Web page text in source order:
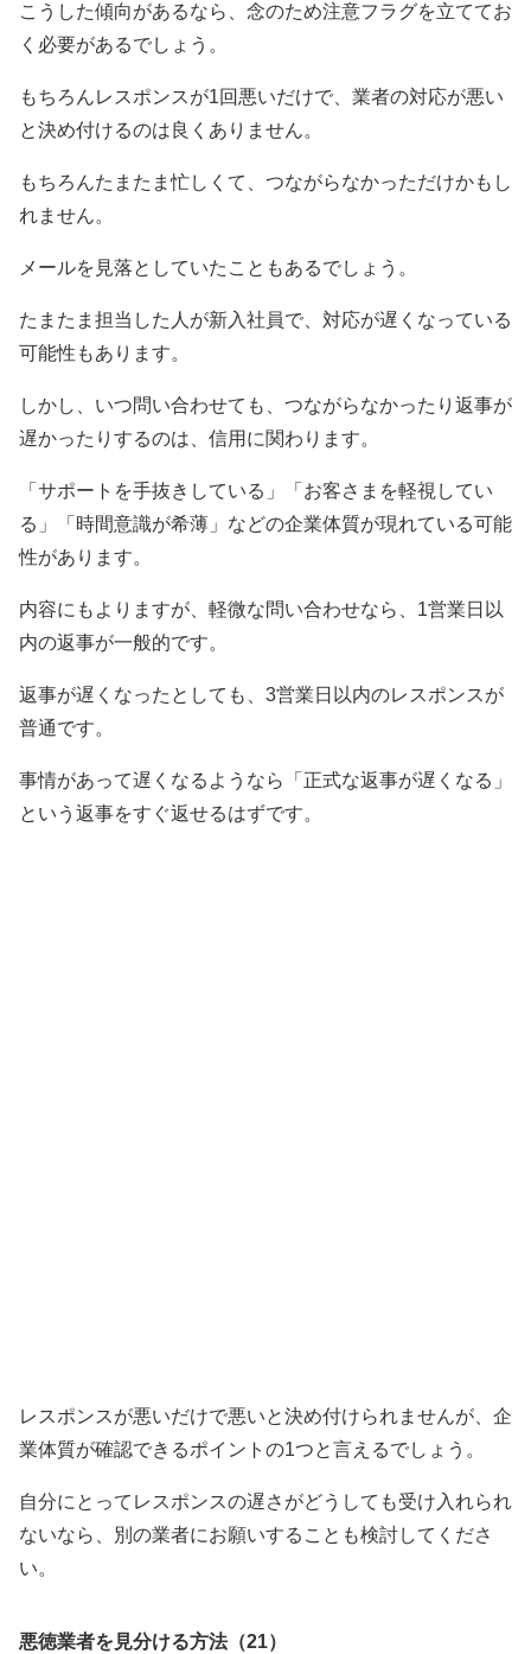
こうした傾向があるなら、念のため注意フラグを立ててお
く必要があるでしょう。
もちろんレスポンスが1回悪いだけで、業者の対応が悪い
と決め付けるのは良くありません。
もちろんたまたま忙しくて、つながらなかっただけかもし
れません。
メールを見落としていたこともあるでしょう。
たまたま担当した人が新入社員で、対応が遅くなっている
可能性もあります。
しかし、いつ問い合わせても、つながらなかったり返事が
遅かったりするのは、信用に関わります。
「サポートを手抜きしている」「お客さまを軽視してい
る」「時間意識が希薄」などの企業体質が現れている可能
性があります。
内容にもよりますが、軽微な問い合わせなら、1営業日以
内の返事が一般的です。
返事が遅くなったとしても、3営業日以内のレスポンスが
普通です。
事情があって遅くなるようなら「正式な返事が遅くなる」
という返事をすぐ返せるはずです。
レスポンスが悪いだけで悪いと決め付けられませんが、企
業体質が確認できるポイントの1つと言えるでしょう。
自分にとってレスポンスの遅さがどうしても受け入れられ
ないなら、別の業者にお願いすることも検討してくださ
い。
悪徳業者を見分ける方法（21）